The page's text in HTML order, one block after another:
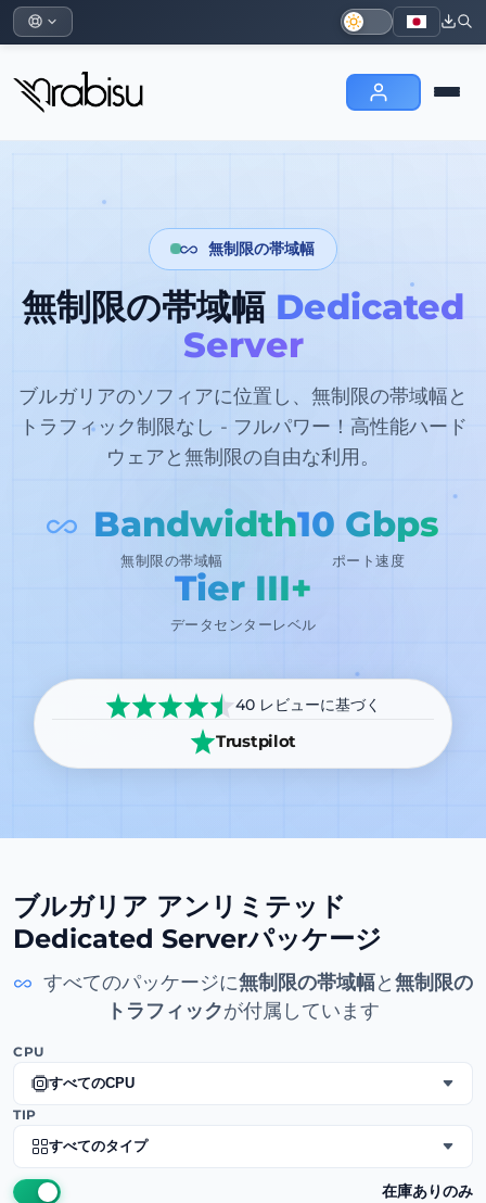
無制限の帯域幅
無制限の帯域幅 Dedicated
Server
ブルガリアのソフィアに位置し、無制限の帯域幅と
トラフィック制限なし - フルパワー！高性能ハード
ウェアと無制限の自由な利用。
Bandwidth
無制限の帯域幅
10 Gbps
ポート速度
Tier III+
データセンターレベル
40 レビューに基づく
Trustpilot
ブルガリア アンリミテッド
Dedicated Serverパッケージ
すべてのパッケージに無制限の帯域幅と無制限の
トラフィックが付属しています
CPU
すべてのCPU
TIP
すべてのタイプ
在庫ありのみ